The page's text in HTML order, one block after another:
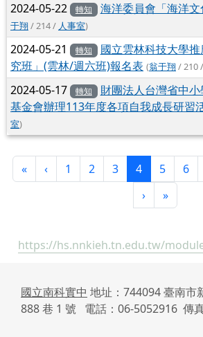
2024-05-22 轉知 海洋委員會「海洋
于翔 / 214 / 人事室)
2024-05-21 轉知
國立雲林科技大學
究班」(雲林/週六班)報名表 (翁于翔/ 210 /
2024-05-17 轉知
財團法人台灣省中
基金會辦理113年度各項自我成長研習
室)
«第一頁
‹上一頁
1 2 3 4(目前頁次)
5 6
›下一頁
»最後頁
https://hs.nnkieh.tn.edu.tw/
國立南科實中 地址：744094 臺南市
888 巷 1 號 電話：06-5052916 傳